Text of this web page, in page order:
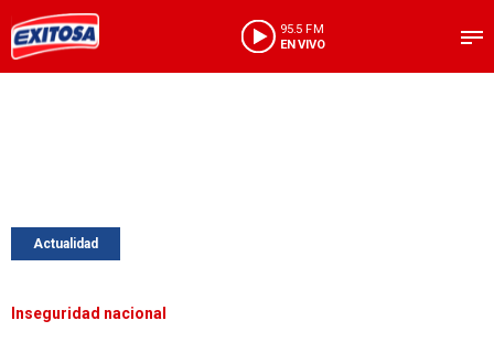
95.5 FM
EN VIVO
Actualidad
Inseguridad nacional